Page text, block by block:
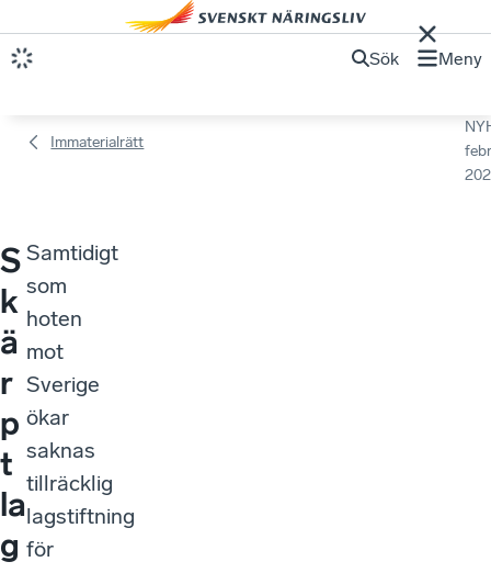
Sök Meny
Immaterialrätt
S
k
ä
r
p
t
la
g
Samtidigt
som
hoten
mot
Sverige
ökar
saknas
tillräcklig
lagstiftning
för